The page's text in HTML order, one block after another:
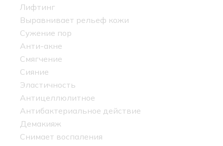
Лифтинг
Выравнивает рельеф кожи
Сужение пор
Анти-акне
Смягчение
Сияние
Эластичность
Антицеллюлитное
Антибактериальное действие
Демакияж
Снимает воспаления